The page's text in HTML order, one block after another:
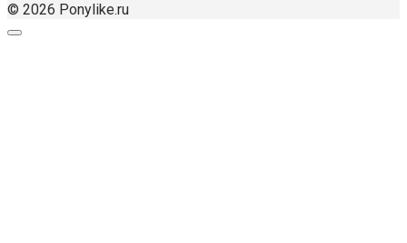
© 2026 Ponylike.ru